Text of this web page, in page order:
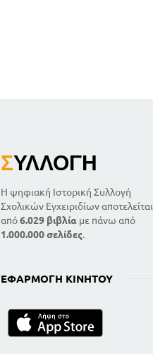
ΣΥΛΛΟΓΉ
Η ψηφιακή Ιστορική Συλλογή
Σχολικών Εγχειριδίων αποτελείται
από6.029 βιβλία με πάνω από
1.000.000 σελίδες.
ΕΦΑΡΜΟΓΉ ΚΙΝΗΤΟΎ